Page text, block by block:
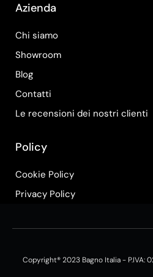
Azienda
Chi siamo
Showroom
Blog
Contatti
Le recensioni dei nostri clienti
Policy
Cookie Policy
Privacy Policy
Copyright® 2023 Bagno Italia - P.IVA: